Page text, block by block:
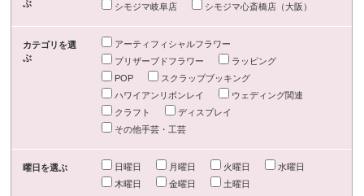
ぶ
シモジマ岐阜店
シモジマ心斎橋店（大阪）
カテゴリを選
ぶ
アーティフィシャルフラワー
プリザーブドフラワー
ラッピング
POP
スクラップブッキング
ハワイアンリボンレイ
ウェディング関連
クラフト
ディスプレイ
その他手芸・工芸
曜日を選ぶ 日曜日 月曜日 火曜日
水曜日
木曜日
金曜日 土曜日